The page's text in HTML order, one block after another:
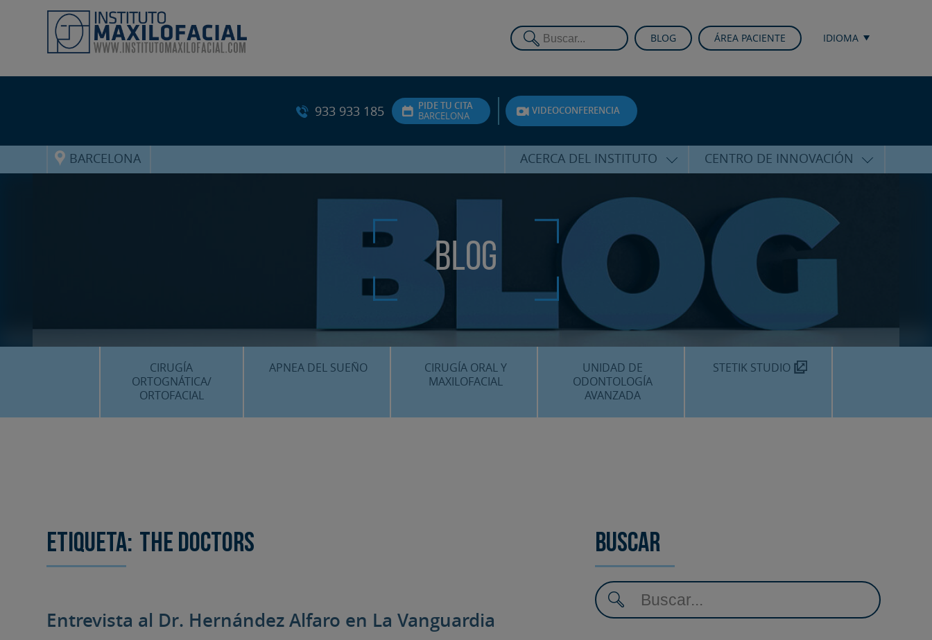
BLOG ÁREA PACIENTE IDIOMA
933 933 185
PIDE TU CITA
BARCELONA
VIDEOCONFERENCIA
BARCELONA ACERCA DEL INSTITUTO
EQUIPO
ATENCIÓN PERSONALIZADA
UNIDAD DE ACOMPAÑAMIENTO
PSICOLÓGICO
SERVICIOS INTERNACIONALES
CENTRO MÉDICO TEKNON
CENTRO DE INNOVACIÓN
CURSOS Y CONFERENCIAS
FORMACIÓN
PUBLICACIONES CIENTÍFICAS
LA VOZ DEL EXPERTO
Blog
CIRUGÍA
ORTOGNÁTICA/
ORTOFACIAL
PLANIFICACIÓN 3D
APNEA DEL SUEÑO
CIRUGÍA ORAL Y
MAXILOFACIAL
UNIDAD DE
ODONTOLOGÍA
AVANZADA
STETIK STUDIO
Etiqueta: the doctors
Entrevista al Dr. Hernández Alfaro en La Vanguardia
Buscar